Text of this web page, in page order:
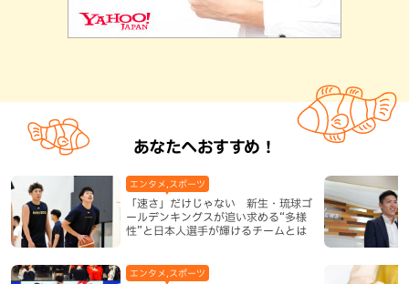
あなたへおすすめ！
「速さ」だけじゃない 新生・琉球ゴ
ールデンキングスが追い求める“多様
性”と日本人選手が輝けるチームとは
エンタメ,スポーツ
エンタメ,スポーツ